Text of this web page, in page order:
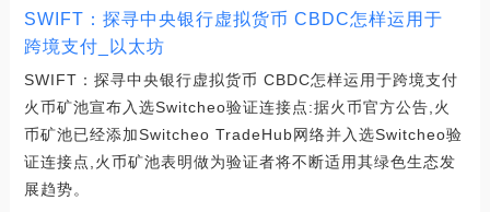
SWIFT：探寻中央银行虚拟货币 CBDC怎样运用于
跨境支付_以太坊
SWIFT：探寻中央银行虚拟货币 CBDC怎样运用于跨境支付
火币矿池宣布入选Switcheo验证连接点:据火币官方公告,火
币矿池已经添加Switcheo TradeHub网络并入选Switcheo验
证连接点,火币矿池表明做为验证者将不断适用其绿色生态发
展趋势。